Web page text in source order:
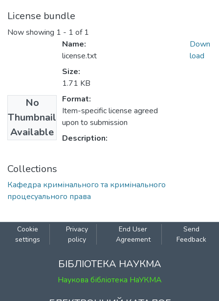
License bundle
Now showing 1 - 1 of 1
No
Thumbnail
Available
Name:
license.txt
Size:
1.71 KB
Format:
Item-specific license agreed
upon to submission
Description:
Down
load
Collections
Кафедра кримінального та кримінального
процесуального права
Cookie
settings
Privacy
policy
End User
Agreement
Send
Feedback
БІБЛІОТЕКА НАУКМА
Наукова бібліотека НаУКМА